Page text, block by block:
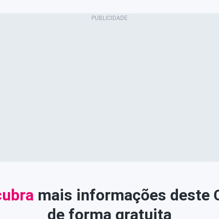
mais informações deste
de forma gratuita